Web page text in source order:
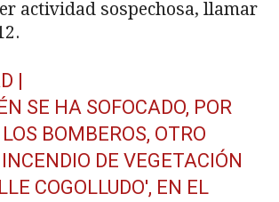
actividad sospechosa, llamar
|
SE HA SOFOCADO, POR
BOMBEROS, OTRO
DE VEGETACIÓN
COGOLLUDO', EN EL